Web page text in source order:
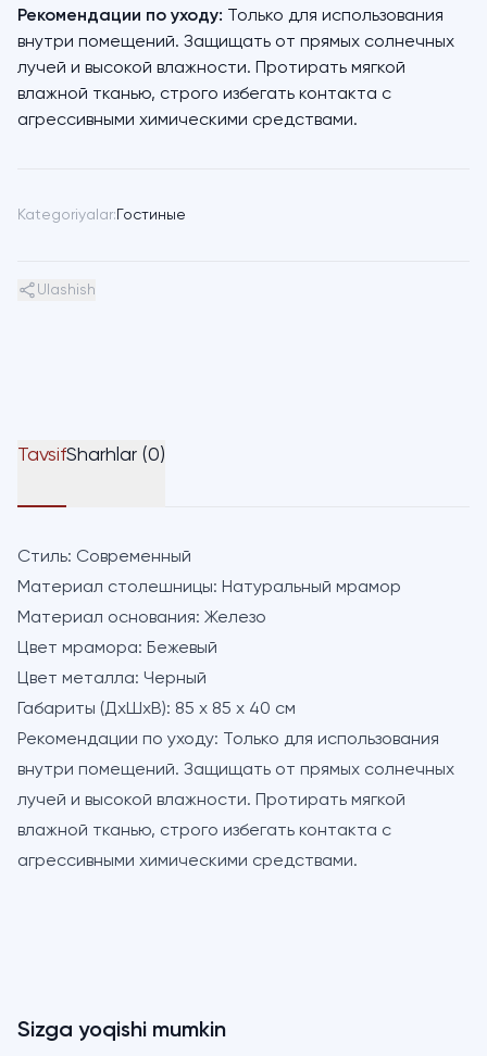
Рекомендации по уходу: Только для использования
внутри помещений. Защищать от прямых солнечных
лучей и высокой влажности. Протирать мягкой
влажной тканью, строго избегать контакта с
агрессивными химическими средствами.
Kategoriyalar: Гостиные
Ulashish
TavsifSharhlar (0)
Стиль: Современный
Материал столешницы: Натуральный мрамор
Материал основания: Железо
Цвет мрамора: Бежевый
Цвет металла: Черный
Габариты (ДхШхВ): 85 х 85 х 40 см
Рекомендации по уходу: Только для использования
внутри помещений. Защищать от прямых солнечных
лучей и высокой влажности. Протирать мягкой
влажной тканью, строго избегать контакта с
агрессивными химическими средствами.
Sizga yoqishi mumkin